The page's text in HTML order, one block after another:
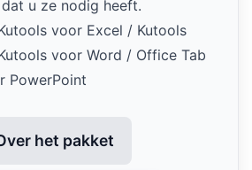
u ze nodig heeft.
voor Excel / Kutools
voor Word / Office Tab
PowerPoint
het pakket